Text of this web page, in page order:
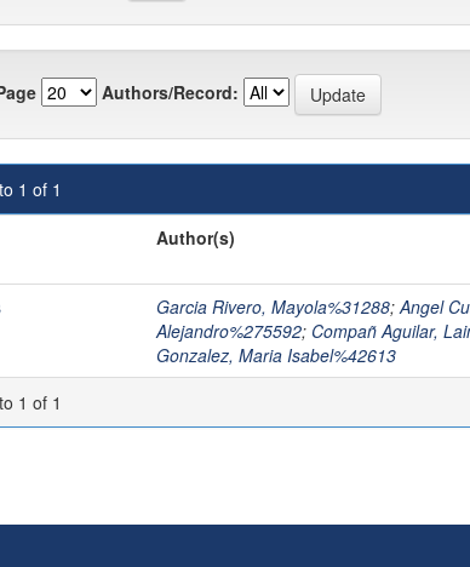
Authors/Record:
1 of 1
Author(s)
Garcia Rivero, Mayola%31288;Angel
Alejandro%275592; Compañ Aguilar,
Gonzalez, Maria Isabel%42613
1 of 1